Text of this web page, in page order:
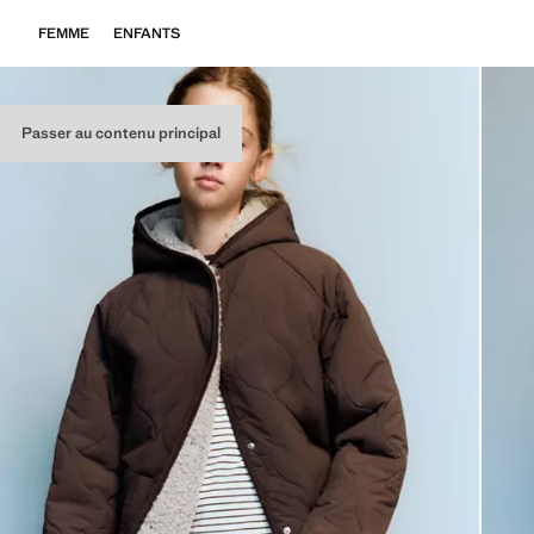
Passer au contenu principal
FEMME ENFANTS